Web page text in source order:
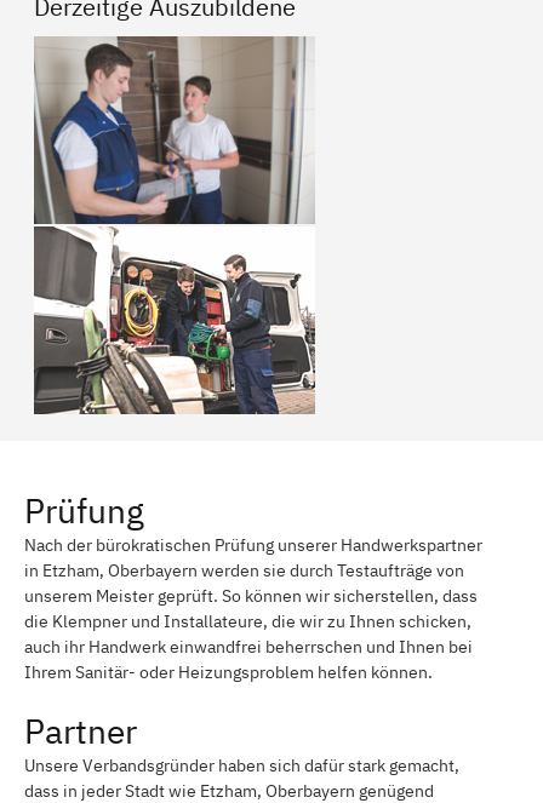
Prüfung
Nach der bürokratischen Prüfung unserer Handwerkspartner
in Etzham, Oberbayern werden sie durch Testaufträge von
unserem Meister geprüft. So können wir sicherstellen, dass
die Klempner und Installateure, die wir zu Ihnen schicken,
auch ihr Handwerk einwandfrei beherrschen und Ihnen bei
Ihrem Sanitär- oder Heizungsproblem helfen können.
Partner
Unsere Verbandsgründer haben sich dafür stark gemacht,
dass in jeder Stadt wie Etzham, Oberbayern genügend